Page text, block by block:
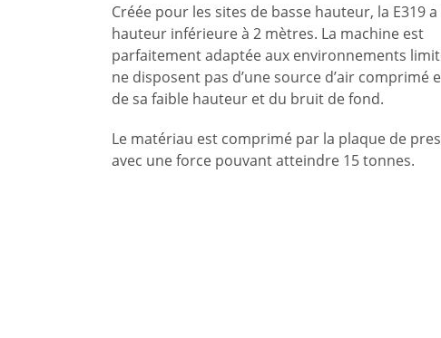
Créée pour les sites de basse hauteur, la E319
hauteur inférieure à 2 mètres. La machine est
parfaitement adaptée aux environnements
ne disposent pas d’une source d’air comprimé
de sa faible hauteur et du bruit de fond.
Le matériau est comprimé par la plaque de
avec une force pouvant atteindre 15 tonnes.